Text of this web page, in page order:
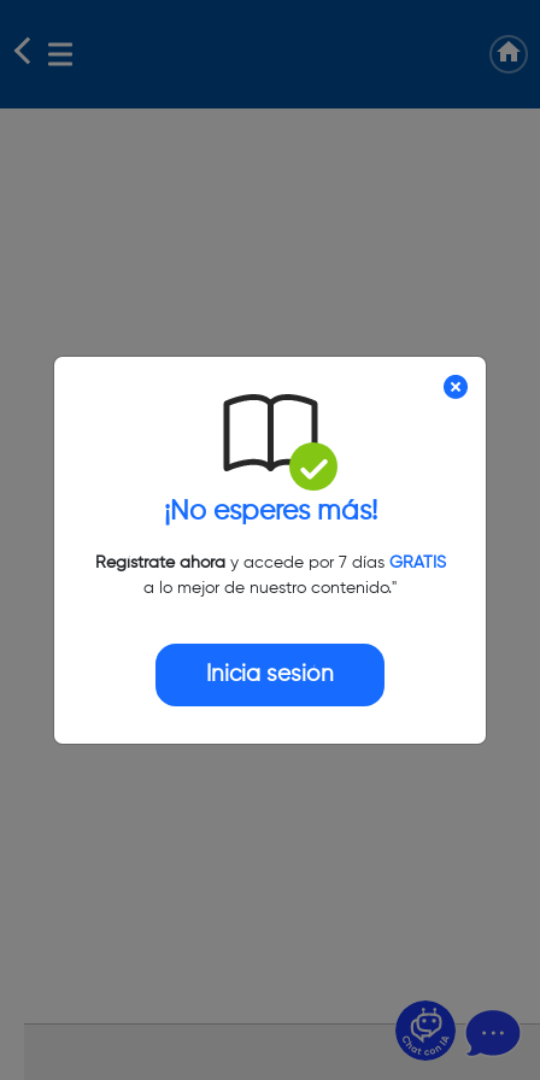
¡No esperes más!
Regístrate ahoray accede por 7 días GRATIS
a lo mejor de nuestro contenido."
Inicia sesión